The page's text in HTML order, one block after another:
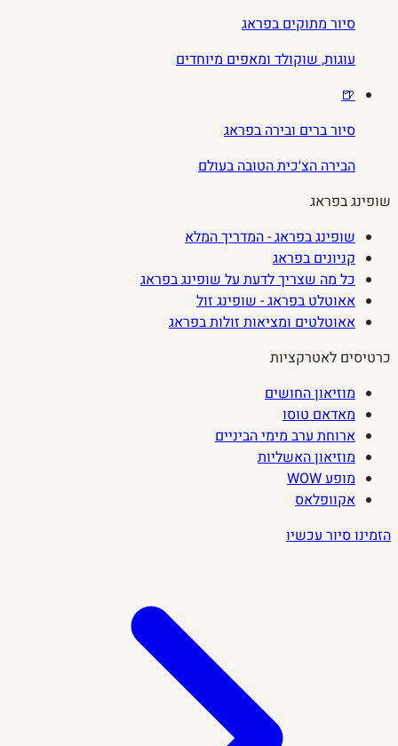
סיור מתוקים בפראג
עוגות, שוקולד ומאפים מיוחדים
🍺
סיור ברים ובירה בפראג
הבירה הצ׳כית הטובה בעולם
שופינג בפראג
שופינג בפראג - המדריך המלא
קניונים בפראג
כל מה שצריך לדעת על שופינג בפראג
אאוטלט בפראג - שופינג זול
אאוטלטים ומציאות זולות בפראג
כרטיסים לאטרקציות
מוזיאון החושים
מאדאם טוסו
ארוחת ערב מימי הביניים
מוזיאון האשליות
מופע WOW
אקוופלאס
הזמינו סיור עכשיו